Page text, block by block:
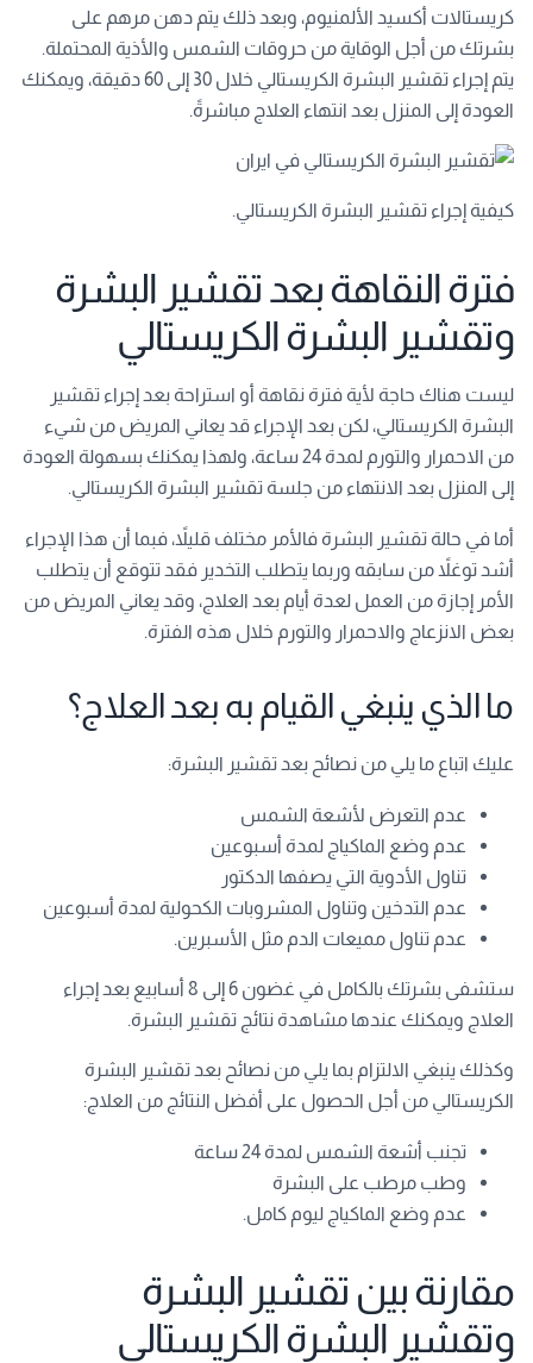
كريستالات أكسيد الألمنيوم، وبعد ذلك يتم دهن مرهم على
بشرتك من أجل الوقاية من حروقات الشمس والأذية المحتملة.
يتم إجراء تقشير البشرة الكريستالي خلال 30 إلى 60 دقيقة، ويمكنك
العودة إلى المنزل بعد انتهاء العلاج مباشرةً.
كيفية إجراء تقشير البشرة الكريستالي.
فترة النقاهة بعد تقشير البشرة
وتقشير البشرة الكريستالي
ليست هناك حاجة لأية فترة نقاهة أو استراحة بعد إجراء تقشير
البشرة الكريستالي، لكن بعد الإجراء قد يعاني المريض من شيء
من الاحمرار والتورم لمدة 24 ساعة، ولهذا يمكنك بسهولة العودة
إلى المنزل بعد الانتهاء من جلسة تقشير البشرة الكريستالي.
أما في حالة تقشير البشرة فالأمر مختلف قليلاً، فبما أن هذا الإجراء
أشد توغلاً من سابقه وربما يتطلب التخدير فقد تتوقع أن يتطلب
الأمر إجازة من العمل لعدة أيام بعد العلاج، وقد يعاني المريض من
بعض الانزعاج والاحمرار والتورم خلال هذه الفترة.
ما الذي ينبغي القيام به بعد العلاج؟
عليك اتباع ما يلي من نصائح بعد تقشير البشرة:
عدم التعرض لأشعة الشمس
عدم وضع الماكياج لمدة أسبوعين
تناول الأدوية التي يصفها الدكتور
عدم التدخين وتناول المشروبات الكحولية لمدة أسبوعين
عدم تناول مميعات الدم مثل الأسبرين.
ستشفى بشرتك بالكامل في غضون 6 إلى 8 أسابيع بعد إجراء
العلاج ويمكنك عندها مشاهدة نتائج تقشير البشرة.
وكذلك ينبغي الالتزام بما يلي من نصائح بعد تقشير البشرة
الكريستالي من أجل الحصول على أفضل النتائج من العلاج:
تجنب أشعة الشمس لمدة 24 ساعة
وطب مرطب على البشرة
عدم وضع الماكياج ليوم كامل.
مقارنة بين تقشير البشرة
وتقشير البشرة الكريستالي